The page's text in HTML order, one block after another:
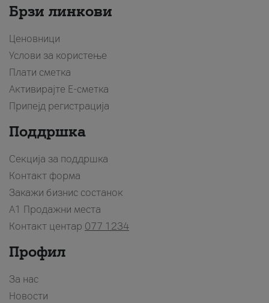
Брзи линкови
Ценовници
Услови за користење
Плати сметка
Активирајте Е-сметка
Припејд регистрација
Поддршка
Секција за поддршка
Контакт форма
Закажи бизнис состанок
A1 Продажни места
Контакт центар 077 1234
Профил
За нас
Новости